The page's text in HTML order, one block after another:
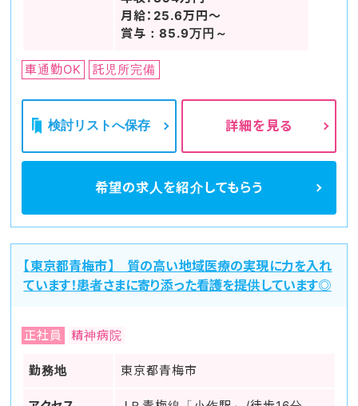
月給：25.6万円～
賞与：85.9万円～
車通勤OK 託児所完備
検討リストへ保存 詳細を見る
希望の求人を紹介してもらう
【東京都青梅市】 質の高い地域医療の実現に力を入れ
ています！患者さまに寄り添った看護を提供しています◎
正社員 精神病院
勤務地 東京都青梅市